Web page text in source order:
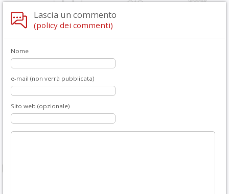
Lascia un commento
(policy dei commenti)
Nome
e-mail (non verrà pubblicata)
Sito web (opzionale)